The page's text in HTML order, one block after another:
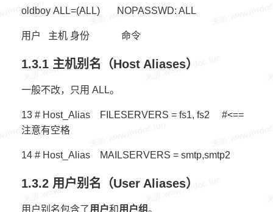
oldboy ALL=(ALL) NOPASSWD: ALL
用户 主机 身份 命令
1.3.1 主机别名（Host Aliases）
一般不改，只用 ALL。
13 # Host_Alias FILESERVERS = fs1, fs2 #<==
注意有空格
14 # Host_Alias MAILSERVERS = smtp,smtp2
1.3.2 用户别名（User Aliases）
用户别名包含了用户和用户组。